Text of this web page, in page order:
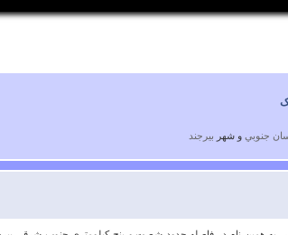
جنوبي و شهر بيرجند